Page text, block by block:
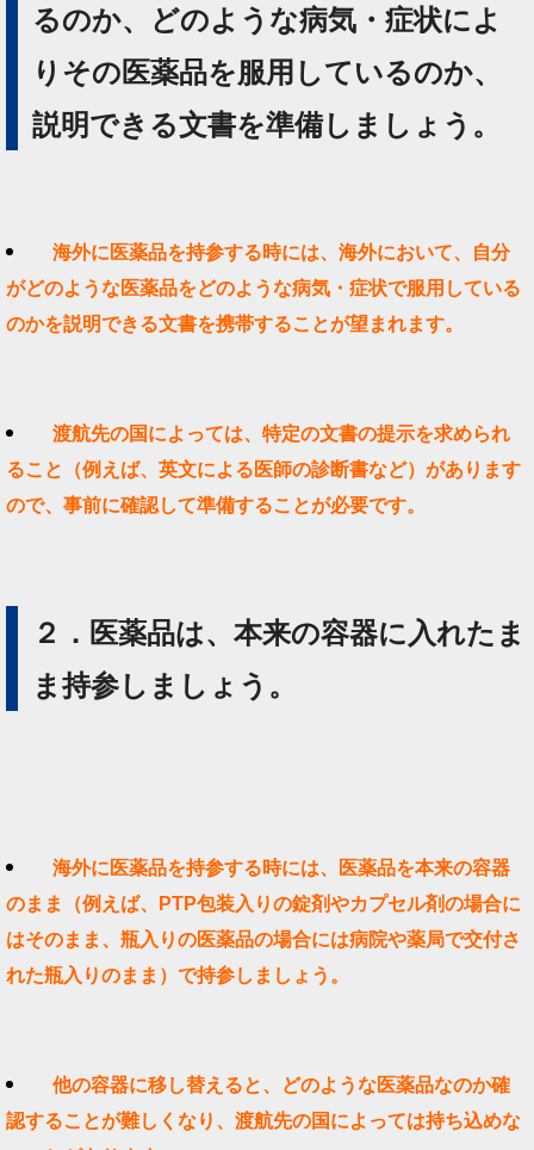
るのか、どのような病気・症状によ
りその医薬品を服用しているのか、
説明できる文書を準備しましょう。
海外に医薬品を持参する時には、海外において、自分
がどのような医薬品をどのような病気・症状で服用している
のかを説明できる文書を携帯することが望まれます。
渡航先の国によっては、特定の文書の提示を求められ
ること（例えば、英文による医師の診断書など）があります
ので、事前に確認して準備することが必要です。
２．医薬品は、本来の容器に入れたま
ま持参しましょう。
海外に医薬品を持参する時には、医薬品を本来の容器
のまま（例えば、
PTP包装入りの錠剤やカプセル剤の場合に
はそのまま、瓶入りの医薬品の場合には病院や薬局で交付さ
れた瓶入りのまま）で持参しましょう。
他の容器に移し替えると、どのような医薬品なのか確
認することが難しくなり、渡航先の国によっては持ち込めな